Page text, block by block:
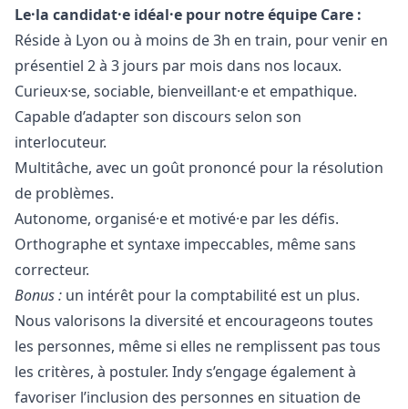
Le·la candidat·e idéal·e pour notre équipe Care :
Réside à Lyon ou à moins de 3h en train, pour venir en
présentiel 2 à 3 jours par mois dans nos locaux.
Curieux·se, sociable, bienveillant·e et empathique.
Capable d’adapter son discours selon son
interlocuteur.
Multitâche, avec un goût prononcé pour la résolution
de problèmes.
Autonome, organisé·e et motivé·e par les défis.
Orthographe et syntaxe impeccables, même sans
correcteur.
Bonus : un intérêt pour la comptabilité est un plus.
Nous valorisons la diversité et encourageons toutes
les personnes, même si elles ne remplissent pas tous
les critères, à postuler. Indy s’engage également à
favoriser l’inclusion des personnes en situation de